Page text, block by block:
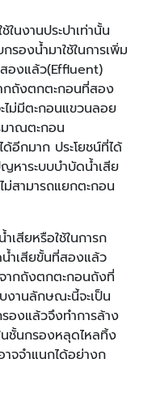
ในงานประปาเท่านั้น
รองน้ำมาใช้ในการเพิ่ม
องแล้ว(Effluent)
กถังตกตะกอนที่สอง
ไม่มีตะกอนแขวนลอย
าณตะกอน
ด้อีกมาก ประโยชน์ที่ได้
หาระบบบำบัดน้ำเสีย
สามารถแยกตะกอน
เสียหรือใช้ในการก
ำเสียขั้นที่สองแล้ว
ากถังตกตะกอนถังที่
งานลักษณะนี้จะเป็น
องแล้วจึงทำการล้าง
นชั้นกรองหลุดไหลทิ้ง
จจำแนกได้อย่างก